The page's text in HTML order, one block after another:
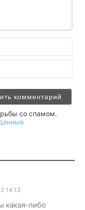
со спамом.
14:13
какая-либо